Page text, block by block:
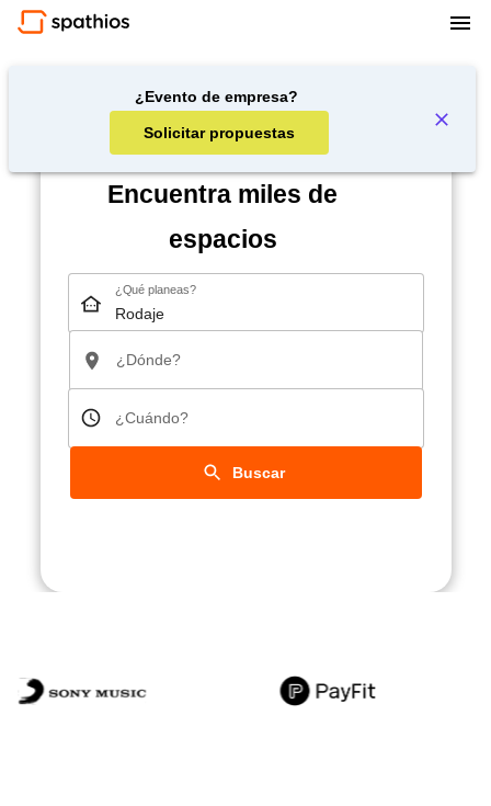
¿Evento de empresa?
Solicitar propuestas
Encuentra miles de
espacios
¿Qué planeas?
¿Dónde?
¿Cuándo?
Buscar